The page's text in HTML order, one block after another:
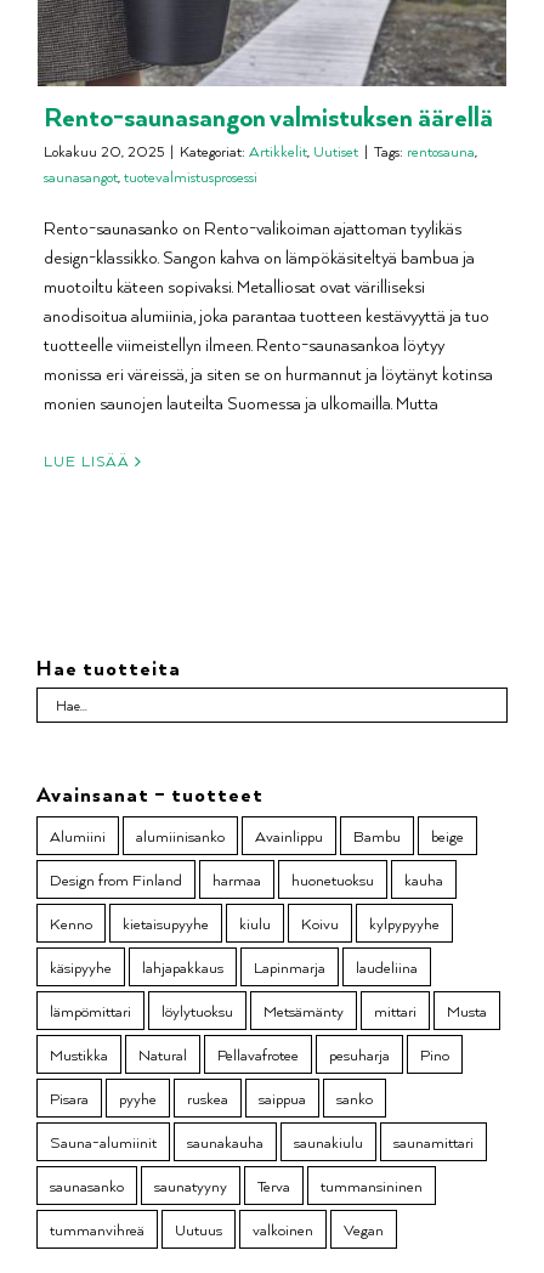
Rento-saunasangon valmistuksen äärellä
Lokakuu 20, 2025 | Kategoriat: Artikkelit, Uutiset | Tags: rentosauna,
saunasangot,tuotevalmistusprosessi
Rento-saunasanko on Rento-valikoiman ajattoman tyylikäs
design-klassikko. Sangon kahva on lämpökäsiteltyä bambua ja
muotoiltu käteen sopivaksi. Metalliosat ovat värilliseksi
anodisoitua alumiinia, joka parantaa tuotteen kestävyyttä ja tuo
tuotteelle viimeistellyn ilmeen. Rento-saunasankoa löytyy
monissa eri väreissä, ja siten se on hurmannut ja löytänyt kotinsa
monien saunojen lauteilta Suomessa ja ulkomailla. Mutta
LUE LISÄÄ
Hae tuotteita
Avainsanat – tuotteet
Alumiini alumiinisanko Avainlippu Bambu
beige
Design from Finland
harmaa huonetuoksu
kauha
Kenno
kietaisupyyhe kiulu Koivu
kylpypyyhe
käsipyyhe
lahjapakkaus Lapinmarja
laudeliina
lämpömittari
löylytuoksu Metsämänty mittari
Musta
Mustikka
Natural Pellavafrotee pesuharja
Pino
Pisara
pyyhe ruskea saippua
sanko
Sauna-alumiinit
saunakauha saunakiulu
saunamittari
saunasanko
saunatyyny Terva
tummansininen
tummanvihreä
Uutuus valkoinen Vegan